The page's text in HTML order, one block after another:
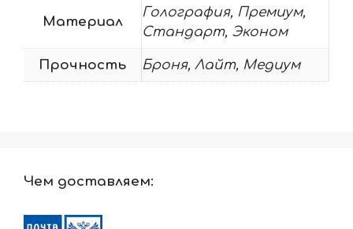
Материал
Голография, Премиум,
Стандарт, Эконом
Прочность Броня, Лайт, Медиум
Чем доставляем: